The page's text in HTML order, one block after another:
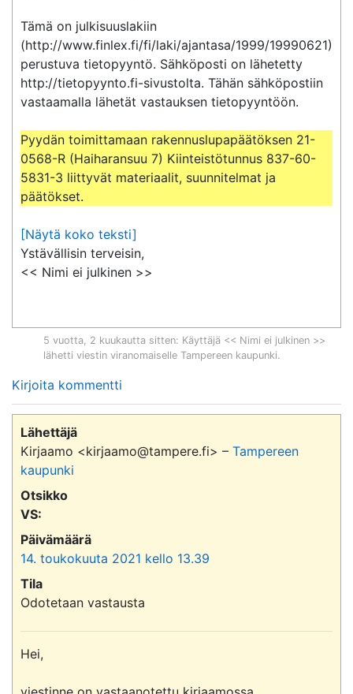
Tämä on julkisuuslakiin
(http://www.finlex.fi/fi/laki/ajantasa/1999/19990621)
perustuva tietopyyntö. Sähköposti on lähetetty
http://tietopyynto.fi-sivustolta. Tähän sähköpostiin
vastaamalla lähetät vastauksen tietopyyntöön.
Pyydän toimittamaan rakennuslupapäätöksen 21-
0568-R (Haiharansuu 7) Kiinteistötunnus 837-60-
5831-3 liittyvät materiaalit, suunnitelmat ja
päätökset.
[Näytä koko teksti]
Ystävällisin terveisin,
<< Nimi ei julkinen >>
5 vuotta, 2 kuukautta sitten: Käyttäjä << Nimi ei julkinen >>
lähetti viestin viranomaiselle Tampereen kaupunki.
Kirjoita kommentti
Lähettäjä
Kirjaamo <kirjaamo@tampere.fi> – Tampereen
kaupunki
Otsikko
VS:
Päivämäärä
14. toukokuuta 2021 kello 13.39
Tila
Odotetaan vastausta
Hei,